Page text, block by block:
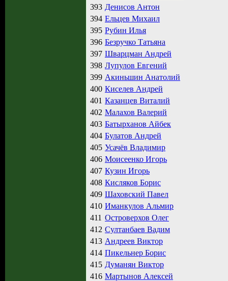
393 Денисов Антон
394 Ельцев Михаил
395 Рубин Илья
396 Безручко Татьяна
397 Шварцман Андрей
398 Лупулов Евгений
399 Акиньшин Анатолий
400 Киселев Андрей
401 Казанцев Виталий
402 Малахов Валерий
403 Батырханов Айбек
404 Булатов Андрей
405 Усачёв Владимир
406 Моисеенко Игорь
407 Кузин Игорь
408 Кисляков Борис
409 Шаховский Павел
410 Иманкулов Альмир
411 Островерхов Олег
412 Султанбаев Вадим
413 Андреев Виктор
414 Пикельнер Борис
415 Думанян Виктор
416 Мартынов Алексей